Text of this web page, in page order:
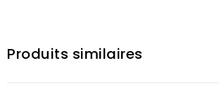
Produits similaires